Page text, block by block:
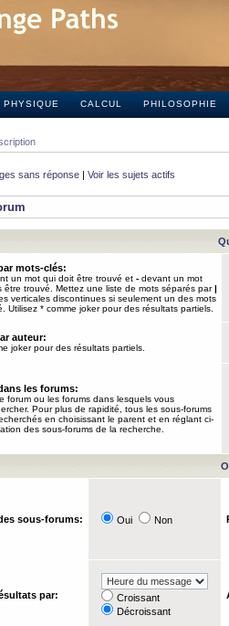
PHYSIQUE CALCUL PHILOSOPHIE
sans réponse | Voir les sujets actifs
mots-clés:
un mot qui doit être trouvé et - devant un mot
être trouvé. Mettez une liste de mots séparés par|
verticales discontinues si seulement un des mots
Utilisez * comme joker pour des résultats partiels.
auteur:
joker pour des résultats partiels.
les forums:
forum ou les forums dans lesquels vous
Pour plus de rapidité, tous les sous-forums
en choisissant le parent et en réglant ci-
des sous-forums de la recherche.
sous-forums: Oui Non
par:
Croissant
Décroissant